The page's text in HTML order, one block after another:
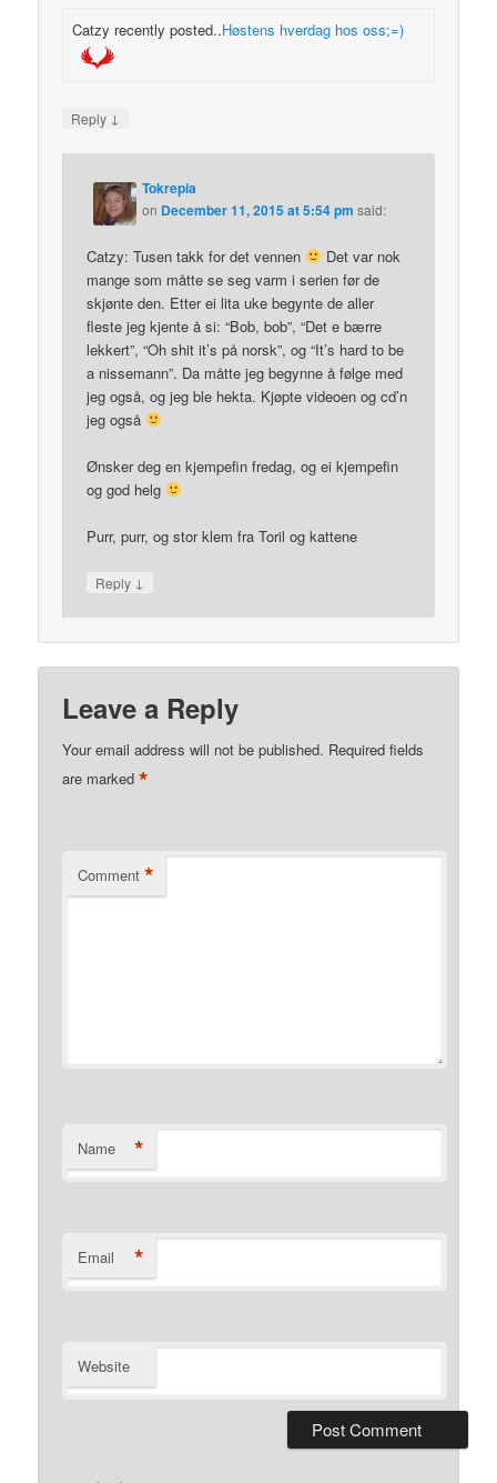
Catzy recently posted..Høstens hverdag hos oss;=)
Reply ↓
Tokrepia
on December 11, 2015 at 5:54 pm said:
Catzy: Tusen takk for det vennen
Det var nok
mange som måtte se seg varm i serien før de
skjønte den. Etter ei lita uke begynte de aller
fleste jeg kjente å si: “Bob, bob”, “Det e bærre
lekkert”, “Oh shit it’s på norsk”, og “It’s hard to be
a nissemann”. Da måtte jeg begynne å følge med
jeg også, og jeg ble hekta. Kjøpte videoen og cd’n
jeg også
Ønsker deg en kjempefin fredag, og ei kjempefin
og god helg
Purr, purr, og stor klem fra Toril og kattene
Reply ↓
Leave a Reply
Your email address will not be published. Required fields
are marked*
Comment *
Name *
Email *
Website